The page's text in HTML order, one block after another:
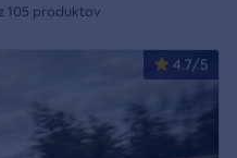
105 produktov
4.7/5